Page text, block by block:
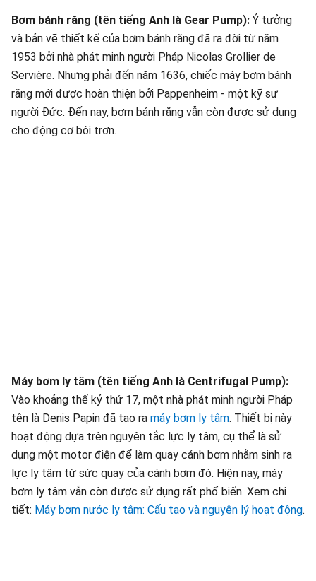
Bơm bánh răng (tên tiếng Anh là Gear Pump): Ý tưởng
và bản vẽ thiết kế của bơm bánh răng đã ra đời từ năm
1953 bởi nhà phát minh người Pháp Nicolas Grollier de
Servière. Nhưng phải đến năm 1636, chiếc máy bơm bánh
răng mới được hoàn thiện bởi Pappenheim - một kỹ sư
người Đức. Đến nay, bơm bánh răng vẫn còn được sử dụng
cho động cơ bôi trơn.
Máy bơm ly tâm (tên tiếng Anh là Centrifugal Pump):
Vào khoảng thế kỷ thứ 17, một nhà phát minh người Pháp
tên là Denis Papin đã tạo ra máy bơm ly tâm. Thiết bị này
hoạt động dựa trên nguyên tắc lực ly tâm, cụ thể là sử
dụng một motor điện để làm quay cánh bơm nhằm sinh ra
lực ly tâm từ sức quay của cánh bơm đó. Hiện nay, máy
bơm ly tâm vẫn còn được sử dụng rất phổ biến. Xem chi
tiết: Máy bơm nước ly tâm: Cấu tạo và nguyên lý hoạt động.